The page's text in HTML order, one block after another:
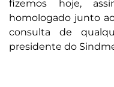
fizemos hoje,
homologado junto
consulta de
presidente do